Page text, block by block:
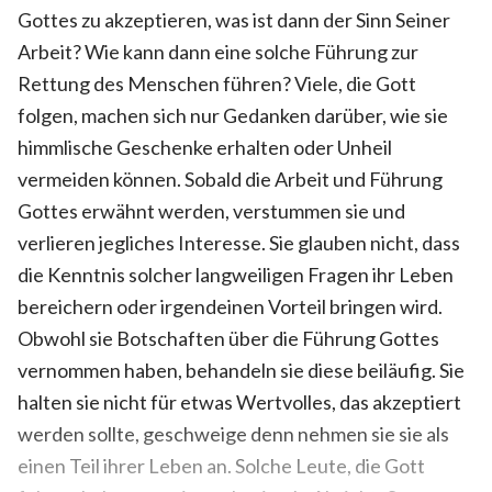
Gottes zu akzeptieren, was ist dann der Sinn Seiner
Arbeit? Wie kann dann eine solche Führung zur
Rettung des Menschen führen? Viele, die Gott
folgen, machen sich nur Gedanken darüber, wie sie
himmlische Geschenke erhalten oder Unheil
vermeiden können. Sobald die Arbeit und Führung
Gottes erwähnt werden, verstummen sie und
verlieren jegliches Interesse. Sie glauben nicht, dass
die Kenntnis solcher langweiligen Fragen ihr Leben
bereichern oder irgendeinen Vorteil bringen wird.
Obwohl sie Botschaften über die Führung Gottes
vernommen haben, behandeln sie diese beiläufig. Sie
halten sie nicht für etwas Wertvolles, das akzeptiert
werden sollte, geschweige denn nehmen sie sie als
einen Teil ihrer Leben an. Solche Leute, die Gott